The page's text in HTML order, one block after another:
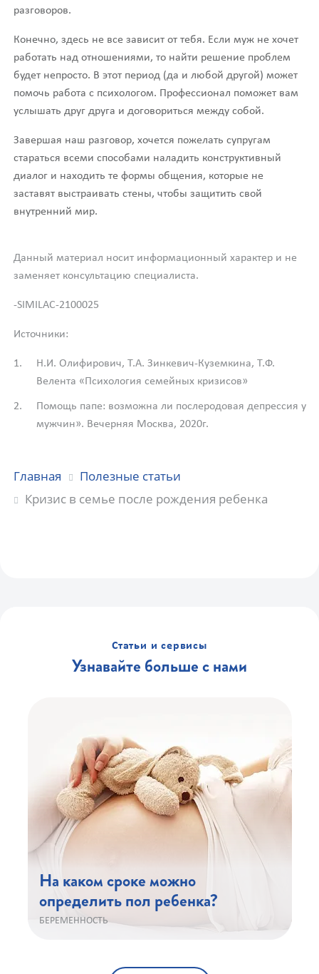
разговоров.
Конечно, здесь не все зависит от тебя. Если муж не хочет
работать над отношениями, то найти решение проблем
будет непросто. В этот период (да и любой другой) может
помочь работа с психологом. Профессионал поможет вам
услышать друг друга и договориться между собой.
Завершая наш разговор, хочется пожелать супругам
стараться всеми способами наладить конструктивный
диалог и находить те формы общения, которые не
заставят выстраивать стены, чтобы защитить свой
внутренний мир.
Данный материал носит информационный характер и не
заменяет консультацию специалиста.
-SIMILAC-2100025
Источники:
Н.И. Олифирович, Т.А. Зинкевич-Куземкина, Т.Ф.
Велента «Психология семейных кризисов»
Помощь папе: возможна ли послеродовая депрессия у
мужчин». Вечерняя Москва, 2020г.
Главная
Полезные статьи
Кризис в семье после рождения ребенка
Статьи и сервисы
Узнавайте больше с нами
На каком сроке можно
определить пол ребенка?
БЕРЕМЕННОСТЬ